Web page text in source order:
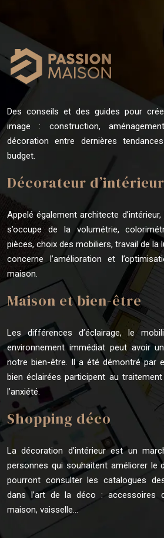
Des conseils et des guides pour
image : construction,
décoration entre dernières
budget.
Décorateur d’intérieur
Appelé également architecte
s’occupe de la volumétrie,
pièces, choix des mobiliers, travail de
concerne l’amélioration et
maison.
Maison et bien-être
Les différences d’éclairage, le
environnement immédiat peut avoir
notre bien-être. Il a été démontré par
bien éclairées participent au
l’anxiété.
Shopping déco
La décoration d’intérieur est un
personnes qui souhaitent améliorer le
pourront consulter les catalogues
dans l’art de la déco : accessoires
maison, vaisselle…